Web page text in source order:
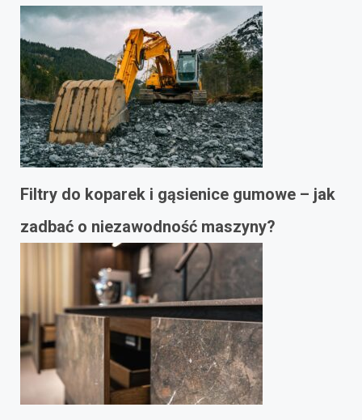
Filtry do koparek i gąsienice gumowe – jak
zadbać o niezawodność maszyny?